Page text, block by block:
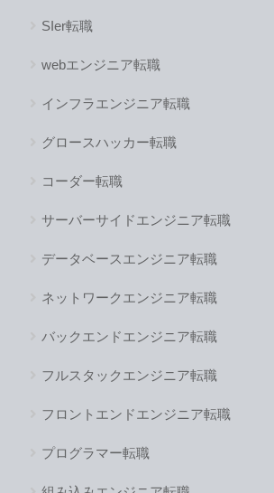
SIer転職
webエンジニア転職
インフラエンジニア転職
グロースハッカー転職
コーダー転職
サーバーサイドエンジニア転職
データベースエンジニア転職
ネットワークエンジニア転職
バックエンドエンジニア転職
フルスタックエンジニア転職
フロントエンドエンジニア転職
プログラマー転職